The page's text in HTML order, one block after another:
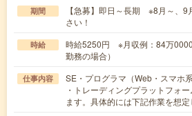
期間
【急募】即日～長期 ※8月～、9
さい！
時給
時給5250円 ※月収例：84万
勤務の場合）
仕事内容
SE・プログラマ（Web・スマホ系
・トレーディングプラットフォ
ます。具体的には下記作業を想